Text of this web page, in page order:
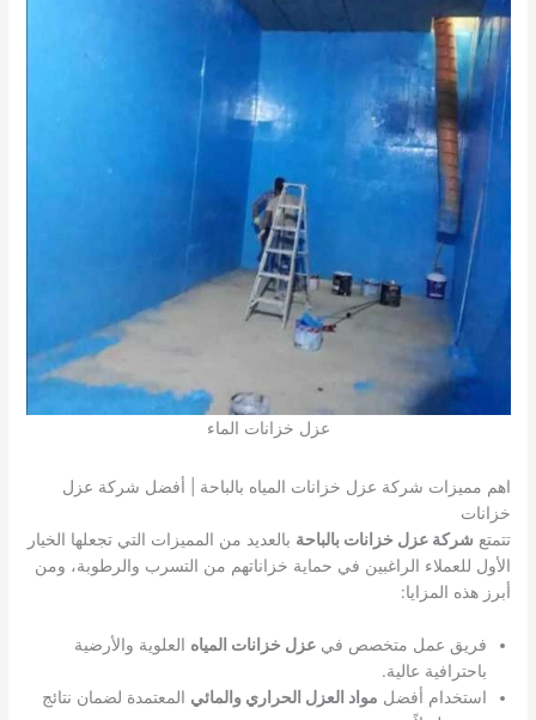
عزل خزانات الماء
اهم مميزات شركة عزل خزانات المياه بالباحة | أفضل شركة عزل
خزانات
تتمتع شركة عزل خزانات بالباحة بالعديد من المميزات التي تجعلها الخيار
الأول للعملاء الراغبين في حماية خزاناتهم من التسرب والرطوبة، ومن
أبرز هذه المزايا:
فريق عمل متخصص فيعزل خزانات المياه العلوية والأرضية
باحترافية عالية.
استخدام أفضل مواد العزل الحراري والمائي المعتمدة لضمان نتائج